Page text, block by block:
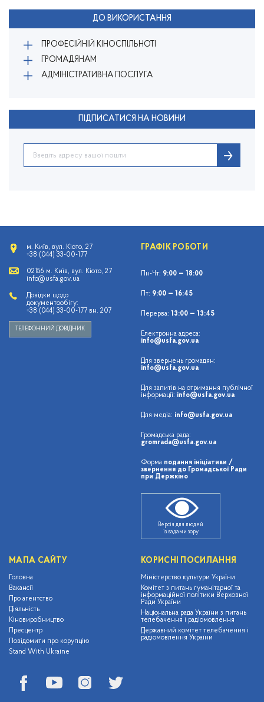
ДО ВИКОРИСТАННЯ
ПРОФЕСІЙНІЙ КІНОСПІЛЬНОТІ
ГРОМАДЯНАМ
АДМІНІСТРАТИВНА ПОСЛУГА
ПІДПИСАТИСЯ НА НОВИНИ
м. Київ, вул. Кіото, 27
+38 (044) 33-00-177
02156 м. Київ, вул. Кіото, 27
info@usfa.gov.ua
Довідки щодо
документообігу:
+38 (044) 33-00-177 вн. 207
ТЕЛЕФОННИЙ ДОВІДНИК
ГРАФІК РОБОТИ
Пн-Чт: 9:00 — 18:00
Пт: 9:00 — 16:45
Перерва: 13:00 — 13:45
Електронна адреса:
info@usfa.gov.ua
Для звернень громадян:
info@usfa.gov.ua
Для запитів на отримання публічної
інформації: info@usfa.gov.ua
Для медіа: info@usfa.gov.ua
Громадська рада:
gromrada@usfa.gov.ua
Форма подання ініціативи /
звернення до Громадської Ради
при Держкіно
Версія для людей
із вадами зору
МАПА САЙТУ
Головна
Вакансії
Про агентство
Діяльність
Кіновиробництво
Пресцентр
Повідомити про корупцію
Stand With Ukraine
КОРИСНІ ПОСИЛАННЯ
Міністерство культури України
Комітет з питань гуманітарної та
інформаційної політики Верховної
Ради України
Національна рада України з питань
телебачення і радіомовлення
Державний комітет телебачення і
радіомовлення України